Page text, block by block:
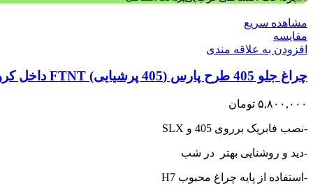
مشاهده سریع
مقایسه
افزودن به علاقه مندی
چراغ جلو 405 طرح پارس (405 پرشیایی) FTNT داخل کروم (استیل)
۵,۸۰۰,۰۰۰ تومان
-نصب فابریک برروی 405 و SLX
-دید و روشنایی بهتر در شب
-استفاده از پایه چراغ محبوب H7